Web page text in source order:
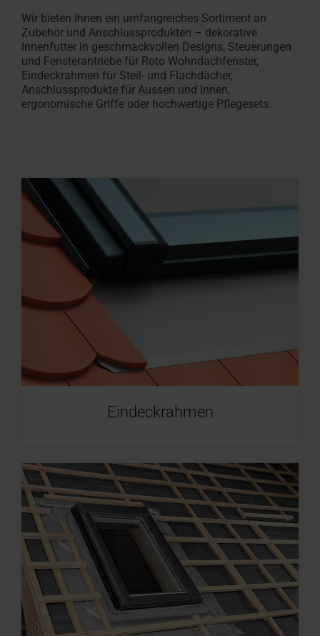
anfordern
Handwerker in der
Roto macht's möglich!
fenster
Zubehör und Anschlussprodukte
Dachfenster Ausstattung
Sonnenschutz &
innen
aussen
finden
In 3
bei
Roto
Handwerker in der Nähe finden
Roto macht's möglich!
Serviceanfrage
Für Dachfenster &
Rund
Download-Bereich
Dachfenster und -treppen
Serviceanfrage
Dachfenster &Jetzt
Wir bieten Ihnen ein umfangreiches Sortiment an
Zubehör und Anschlussprodukten – dekorative
Innenfutter in geschmackvollen Designs, Steuerungen
und Fensterantriebe für Roto Wohndachfenster,
Eindeckrahmen für Steil- und Flachdächer,
Anschlussprodukte für Aussen und Innen,
ergonomische Griffe oder hochwertige Pflegesets.
Eindeckrahmen